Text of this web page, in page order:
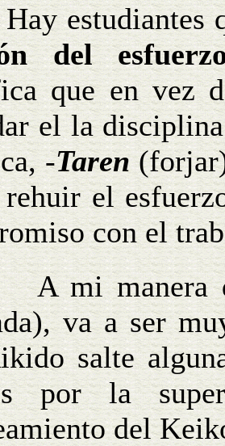
del
que en vez
el la
-Taren
rehuir el
con el
manera de
va a ser
salte
por la
del